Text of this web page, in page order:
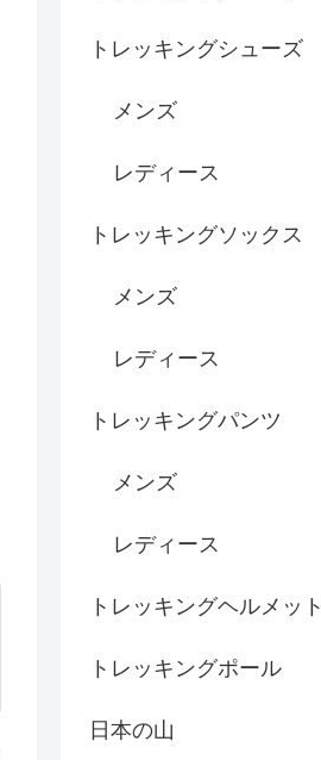
トレッキングシューズ
メンズ
レディース
トレッキングソックス
メンズ
レディース
トレッキングパンツ
メンズ
レディース
トレッキングヘルメット
トレッキングポール
日本の山